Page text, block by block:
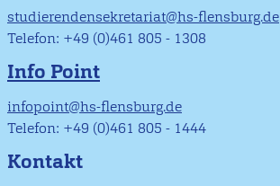
studierendensekretariat@hs-flensburg.de
Telefon: +49 (0)461 805 - 1308
Info Point
infopoint@hs-flensburg.de
Telefon: +49 (0)461 805 - 1444
Kontakt